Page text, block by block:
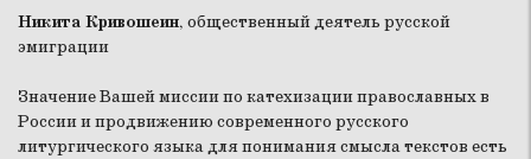
Никита Кривошеин, общественный деятель русской
эмиграции
Значение Вашей миссии по катехизации православных в
России и продвижению современного русского
литургического языка для понимания смысла текстов есть